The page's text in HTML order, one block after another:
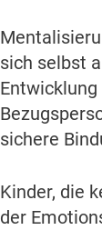
sich selbst
sichere
Kinder, die
der